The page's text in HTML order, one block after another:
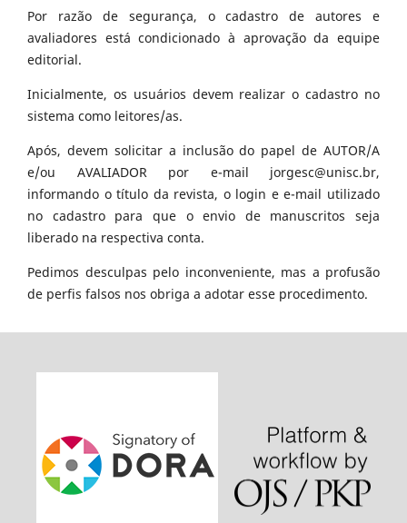
Por razão de segurança, o cadastro de autores e
avaliadores está condicionado à aprovação da equipe
editorial.
Inicialmente, os usuários devem realizar o cadastro no
sistema como leitores/as.
Após, devem solicitar a inclusão do papel de AUTOR/A
e/ou AVALIADOR por e-mail jorgesc@unisc.br,
informando o título da revista, o login e e-mail utilizado
no cadastro para que o envio de manuscritos seja
liberado na respectiva conta.
Pedimos desculpas pelo inconveniente, mas a profusão
de perfis falsos nos obriga a adotar esse procedimento.